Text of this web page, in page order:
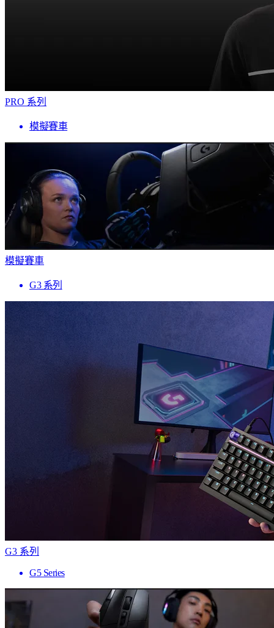
PRO 系列
模擬賽車
模擬賽車
G3 系列
G3 系列
G5 Series